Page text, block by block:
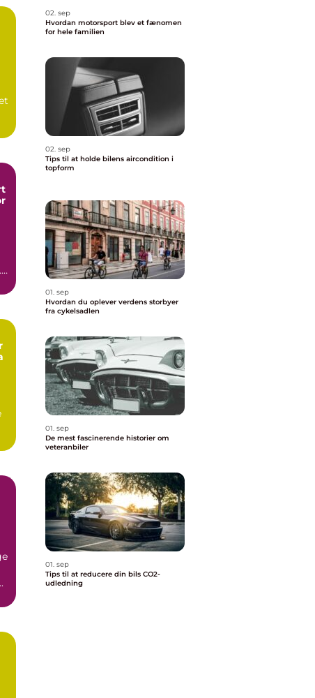
02. sep
Hvordan motorsport blev et fænomen
for hele familien
02. sep
Tips til at holde bilens aircondition i
topform
01. sep
Hvordan du oplever verdens storbyer
fra cykelsadlen
01. sep
De mest fascinerende historier om
veteranbiler
01. sep
Tips til at reducere din bils CO2-
udledning